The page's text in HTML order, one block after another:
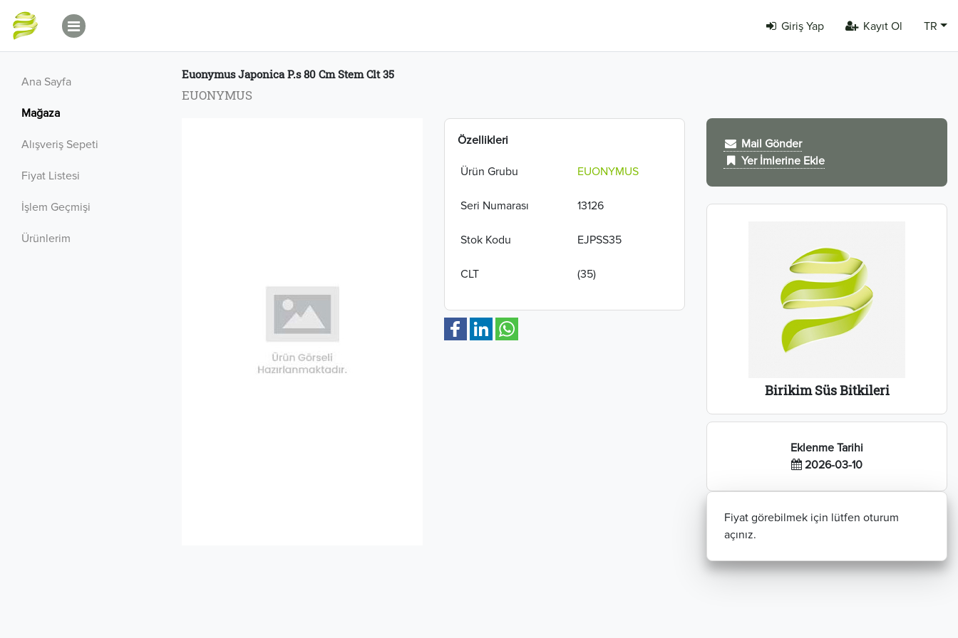
Ana Sayfa
Mağaza
Alışveriş Sepeti
Fiyat Listesi
İşlem Geçmişi
Ürünlerim
Giriş Yap Kayıt Ol TR
Euonymus Japonica P.s 80 Cm Stem Clt 35
EUONYMUS
Özellikleri
Ürün Grubu EUONYMUS
Seri Numarası 13126
Stok Kodu EJPSS35
CLT (35)
Mail Gönder
Yer İmlerine Ekle
Birikim Süs Bitkileri
Eklenme Tarihi
2026-03-10
Fiyat görebilmek için lütfen oturum
açınız.